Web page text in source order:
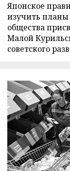
Японское
изучить планы
общества
Малой
советского